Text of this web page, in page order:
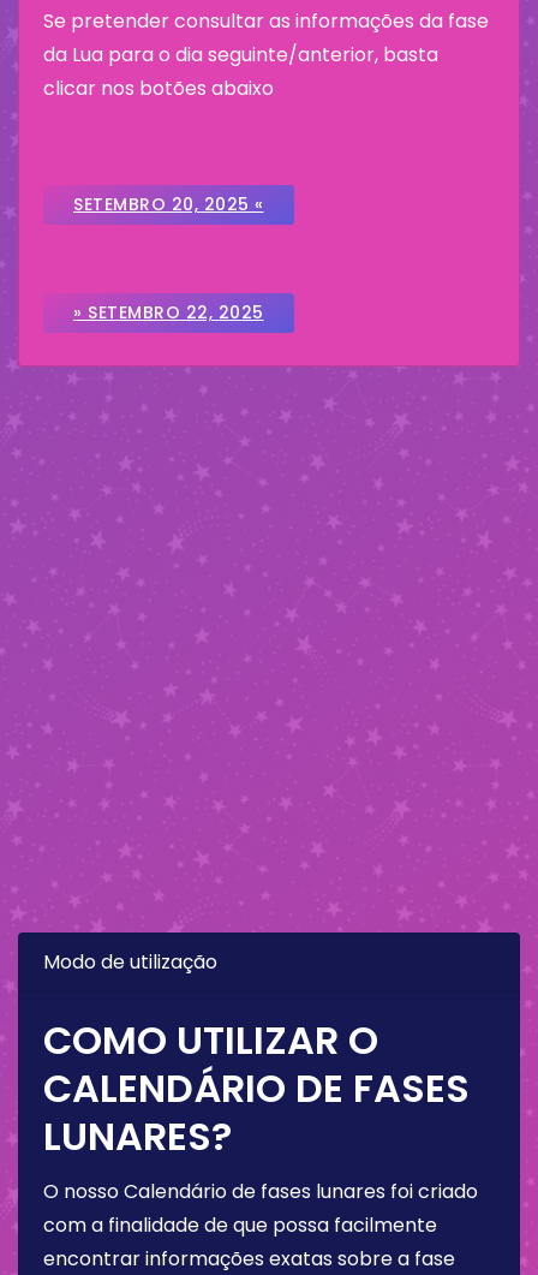
Se pretender consultar as informações da fase
da Lua para o dia seguinte/anterior, basta
clicar nos botões abaixo
SETEMBRO 20, 2025 «
» SETEMBRO 22, 2025
Modo de utilização
COMO UTILIZAR O
CALENDÁRIO DE FASES
LUNARES?
O nosso Calendário de fases lunares foi criado
com a finalidade de que possa facilmente
encontrar informações exatas sobre a fase